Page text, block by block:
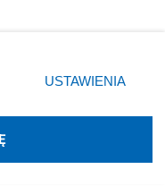
prywatności
strony
zgody
się takiemu
USTAWIENIA